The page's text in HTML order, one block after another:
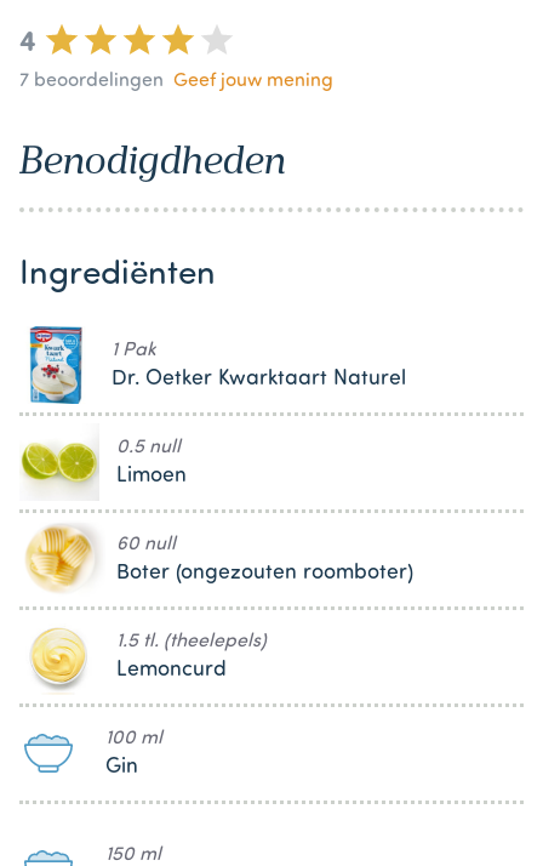
4
7 beoordelingen Geef jouw mening
Benodigdheden
Ingrediënten
1 Pak
Dr. Oetker Kwarktaart Naturel
0.5 null
Limoen
60 null
Boter (ongezouten roomboter)
1.5 tl. (theelepels)
Lemoncurd
100 ml
Gin
150 ml